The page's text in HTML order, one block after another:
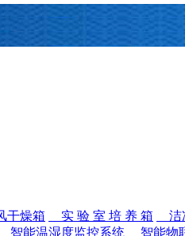
干燥箱 实 验 室 培 养 箱 洁
智能温湿度监控系统 智能物